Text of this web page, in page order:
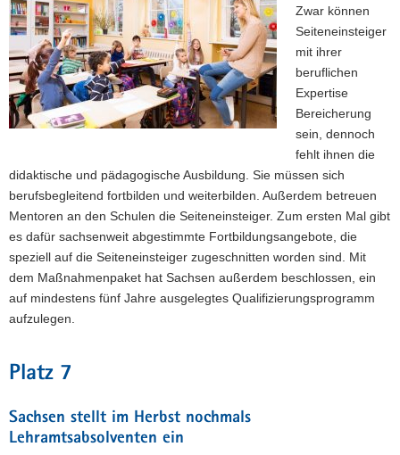
Zwar können
Seiteneinsteiger
mit ihrer
beruflichen
Expertise
Bereicherung
sein, dennoch
fehlt ihnen die
didaktische und pädagogische Ausbildung. Sie müssen sich
berufsbegleitend fortbilden und weiterbilden. Außerdem betreuen
Mentoren an den Schulen die Seiteneinsteiger. Zum ersten Mal gibt
es dafür sachsenweit abgestimmte Fortbildungsangebote, die
speziell auf die Seiteneinsteiger zugeschnitten worden sind. Mit
dem Maßnahmenpaket hat Sachsen außerdem beschlossen, ein
auf mindestens fünf Jahre ausgelegtes Qualifizierungsprogramm
aufzulegen.
Platz 7
Sachsen stellt im Herbst nochmals
Lehramtsabsolventen ein